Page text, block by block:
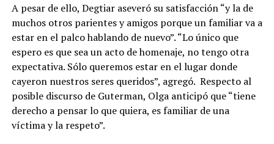
A pesar de ello, Degtiar aseveró su satisfacción “y la de
muchos otros parientes y amigos porque un familiar va a
estar en el palco hablando de nuevo”. “Lo único que
espero es que sea un acto de homenaje, no tengo otra
expectativa. Sólo queremos estar en el lugar donde
cayeron nuestros seres queridos”, agregó. Respecto al
posible discurso de Guterman, Olga anticipó que “tiene
derecho a pensar lo que quiera, es familiar de una
víctima y la respeto”.